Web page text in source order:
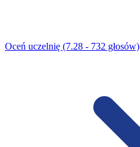
Oceń uczelnię (7.28 - 732 głosów)